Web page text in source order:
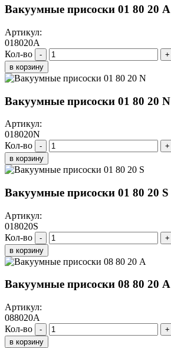
Вакуумные присоски 01 80 20 A
Артикул:
018020A
Кол-во
-
+
в корзину
Вакуумные присоски 01 80 20 N
Артикул:
018020N
Кол-во
-
+
в корзину
Вакуумные присоски 01 80 20 S
Артикул:
018020S
Кол-во
-
+
в корзину
Вакуумные присоски 08 80 20 A
Артикул:
088020A
Кол-во
-
+
в корзину